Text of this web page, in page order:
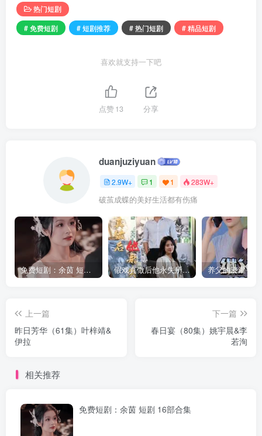
热门短剧
# 免费短剧
# 短剧推荐 # 热门短剧 # 精品短剧
喜欢就支持一下吧
点赞13 分享
duanjuziyuan
2.9W+ 1 1 283W+
破茧成蝶的美好生活都有伤痛
免费短剧：余茵 短剧 16部合集 假戏真做后他永失所爱（60集）程澄＆杨珞仟
上一篇
昨日芳华（61集）叶梓靖&
伊拉
下一篇
春日宴（80集）姚宇晨&李
若洵
相关推荐
免费短剧：余茵 短剧 16部合集